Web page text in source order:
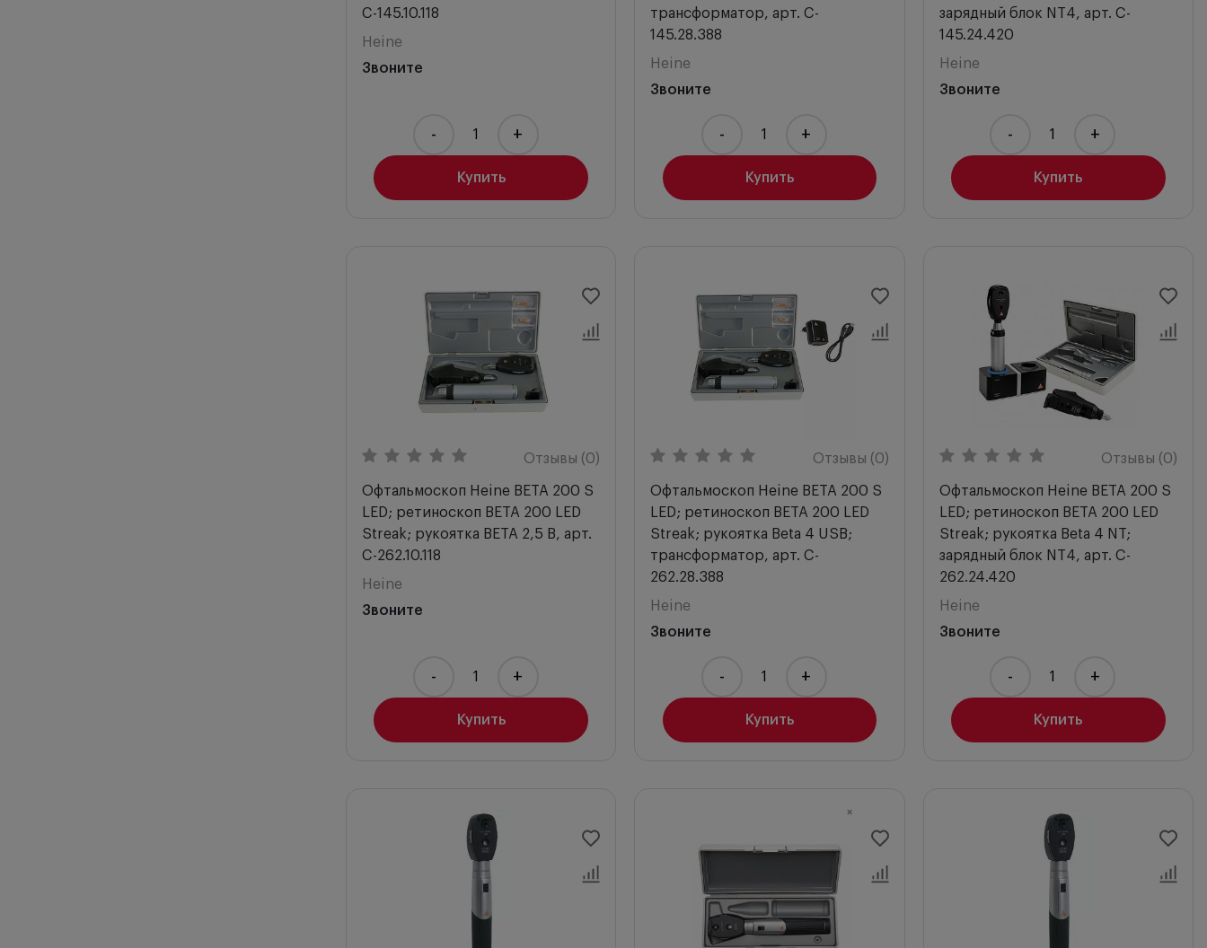
C-145.10.118
Heine
Звоните
Купить
- +
трансформатор, арт. C-
145.28.388
Heine
Звоните
Купить
- +
зарядный блок NT4, арт. C-
145.24.420
Heine
Звоните
Купить
- +
Отзывы (0)
Офтальмоскоп Heine BETA 200 S
LED; ретиноскоп BETA 200 LED
Streak; рукоятка BETA 2,5 В, арт.
C-262.10.118
Heine
Звоните
Купить
- +
Отзывы (0)
Офтальмоскоп Heine BETA 200 S
LED; ретиноскоп BETA 200 LED
Streak; рукоятка Beta 4 USB;
трансформатор, арт. C-
262.28.388
Heine
Звоните
Купить
- +
Отзывы (0)
Офтальмоскоп Heine BETA 200 S
LED; ретиноскоп BETA 200 LED
Streak; рукоятка Beta 4 NT;
зарядный блок NT4, арт. C-
262.24.420
Heine
Звоните
Купить
- +